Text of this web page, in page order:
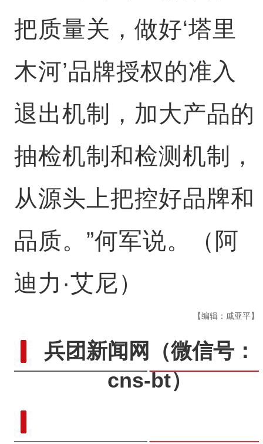
把质量关，做好‘塔里
木河’品牌授权的准入
退出机制，加大产品的
抽检机制和检测机制，
从源头上把控好品牌和
品质。”何军说。（阿
迪力·艾尼）
【编辑：戚亚平】
兵团新闻网
（微信号：
cns-bt）